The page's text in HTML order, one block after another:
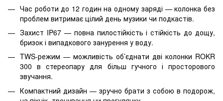
Час роботи до 12 годин на одному заряді — колонка без
проблем витримає цілий день музики чи подкастів.
Захист IP67 — повна пилостійкість і стійкість до дощу,
бризок і випадкового занурення у воду.
TWS-режим — можливість об’єднати дві колонки ROKR
300 в стереопару для більш гучного і просторового
звучання.
Компактний дизайн — зручно брати з собою в подорож,